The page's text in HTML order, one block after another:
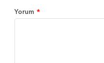
Yorum *